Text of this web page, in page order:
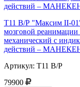
Т11 В/Р "Максим II-
мозговой
механический с
действий –
Артикул: Т11 В/Р
79900